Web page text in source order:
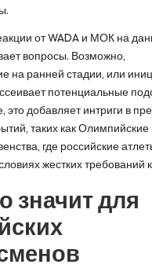
от WADA и МОК на
вопросы. Возможно,
на ранней стадии, или
потенциальные
это добавляет интриги в
таких как Олимпийские
где российские
жестких требований
значит для